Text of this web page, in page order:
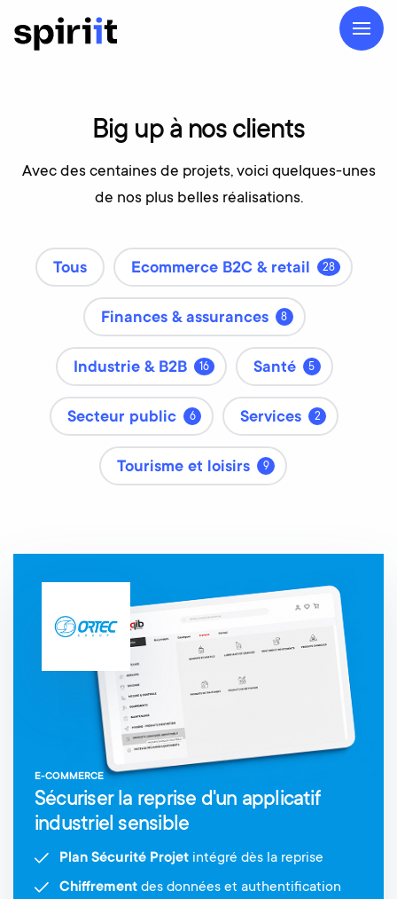
Big up à nos clients
Avec des centaines de projets, voici quelques-unes
de nos plus belles réalisations.
Tous Ecommerce B2C & retail 28
Finances & assurances 8
Industrie & B2B 16 Santé 5
Secteur public 6 Services 2
Tourisme et loisirs 9
E-COMMERCE
Sécuriser la reprise d'un applicatif
industriel sensible
Plan Sécurité Projet intégré dès la reprise
Chiffrement des données et authentification